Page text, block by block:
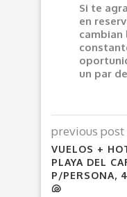
Si te
en
cambian
un par
previous post
VUELOS +
PLAYA DEL
P/PERSONA,
🐚